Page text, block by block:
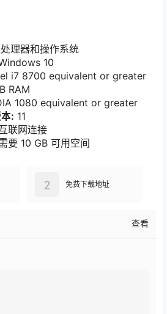
理器和操作系统
10
i7 8700 equivalent or greater
RAM
1080 equivalent or greater
: 11
联网连接
要 10 GB 可用空间
免费下载地址
2
查看